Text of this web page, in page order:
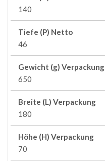
140
Tiefe (P) Netto
46
Gewicht (g) Verpackung
650
Breite (L) Verpackung
180
Höhe (H) Verpackung
70